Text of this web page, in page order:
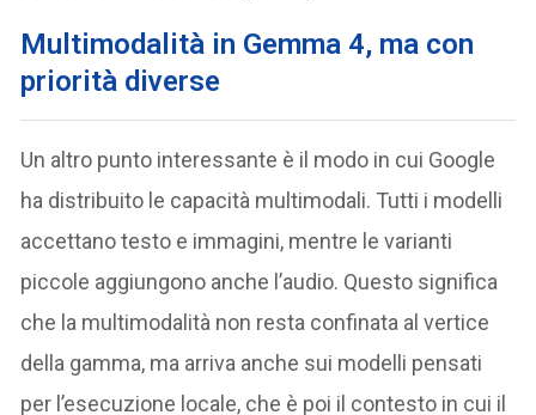
Multimodalità in Gemma 4, ma con
priorità diverse
Un altro punto interessante è il modo in cui Google
ha distribuito le capacità multimodali. Tutti i modelli
accettano testo e immagini, mentre le varianti
piccole aggiungono anche l’audio. Questo significa
che la multimodalità non resta confinata al vertice
della gamma, ma arriva anche sui modelli pensati
per l’esecuzione locale, che è poi il contesto in cui il